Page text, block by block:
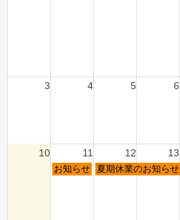
3 4 5 6
10 11 12 13
お知らせ 夏期休業のお知らせ